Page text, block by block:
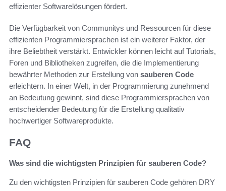
effizienter Softwarelösungen fördert.
Die Verfügbarkeit von Communitys und Ressourcen für diese
effizienten Programmiersprachen ist ein weiterer Faktor, der
ihre Beliebtheit verstärkt. Entwickler können leicht auf Tutorials,
Foren und Bibliotheken zugreifen, die die Implementierung
bewährter Methoden zur Erstellung von sauberen Code
erleichtern. In einer Welt, in der Programmierung zunehmend
an Bedeutung gewinnt, sind diese Programmiersprachen von
entscheidender Bedeutung für die Erstellung qualitativ
hochwertiger Softwareprodukte.
FAQ
Was sind die wichtigsten Prinzipien für sauberen Code?
Zu den wichtigsten Prinzipien für sauberen Code gehören DRY